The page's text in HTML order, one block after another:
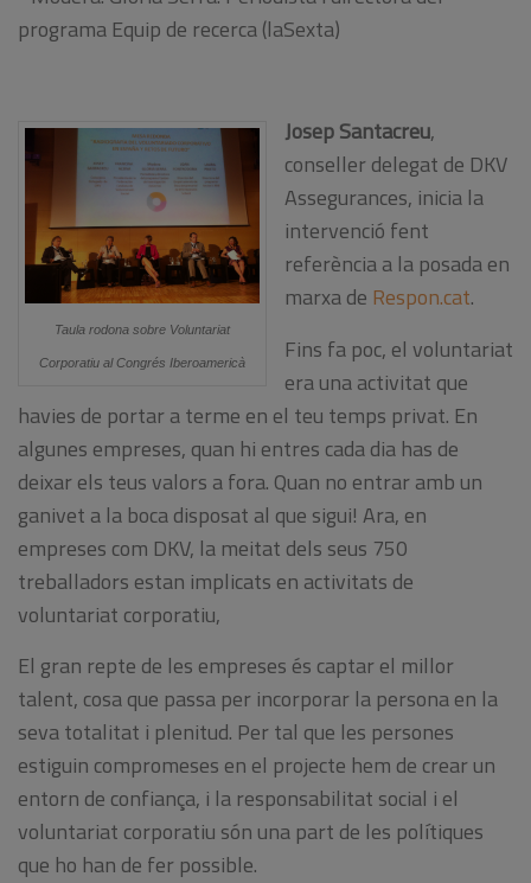
programa Equip de recerca (laSexta)
Taula rodona sobre Voluntariat
Corporatiu al Congrés Iberoamericà
Josep Santacreu,
consellerdelegat de DKV
Assegurances, inicia la
intervenció fent
referència a la posada en
marxa de Respon.cat.
Fins fa poc, el voluntariat
era una activitat que
havies de portar a terme en el teu temps privat. En
algunes empreses, quan hi entres cada dia has de
deixar els teus valors a fora. Quan no entrar amb un
ganivet a la boca disposat al que sigui! Ara, en
empreses com DKV, la meitat dels seus 750
treballadors estan implicats en activitats de
voluntariat corporatiu,
El gran repte de les empreses és captar el millor
talent, cosa que passa per incorporar la persona en la
seva totalitat i plenitud. Per tal que les persones
estiguin compromeses en el projecte hem de crear un
entorn de confiança, i la responsabilitat social i el
voluntariat corporatiu són una part de les polítiques
que ho han de fer possible.